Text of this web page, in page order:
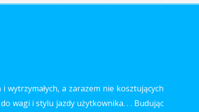
a zarazem nie kosztujących
wagi i stylu jazdy użytkownika. . . Budując